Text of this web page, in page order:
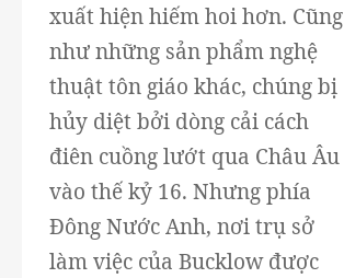
xuất hiện hiếm hoi hơn. Cũng
như những sản phẩm nghệ
thuật tôn giáo khác, chúng bị
hủy diệt bởi dòng cải cách
điên cuồng lướt qua Châu Âu
vào thế kỷ 16. Nhưng phía
Đông Nước Anh, nơi trụ sở
làm việc của Bucklow được